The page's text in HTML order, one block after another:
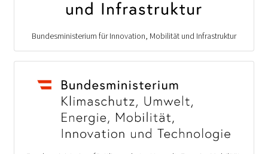
Bundesministerium für Innovation, Mobilität und Infrastruktur